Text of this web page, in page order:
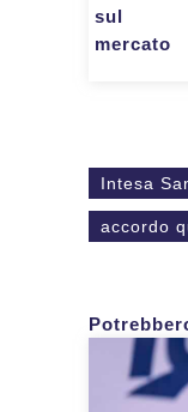
sul
mercato
Intesa
accordo